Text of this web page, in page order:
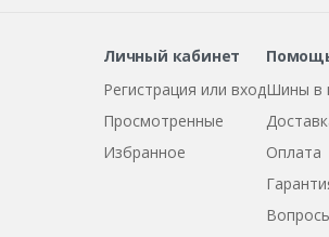
Личный кабинет
Регистрация или вход
Просмотренные
Избранное
Шины в
Оплата